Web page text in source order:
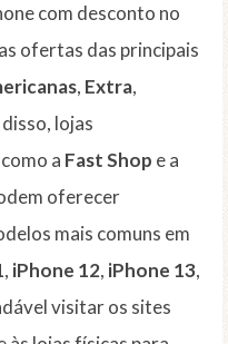
com desconto no
ofertas das principais
, Extra,
lojas
a Fast Shop e a
oferecer
mais comuns em
, iPhone 12, iPhone 13,
visitar os sites